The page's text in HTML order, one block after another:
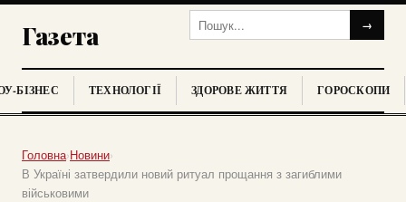
Газета →
БІЗНЕС ТЕХНОЛОГІЇ ЗДОРОВЕ ЖИТТЯ ГОРОСКОПИ
Головна›Новини›
В Україні затвердили новий ритуал прощання з загиблими
військовими